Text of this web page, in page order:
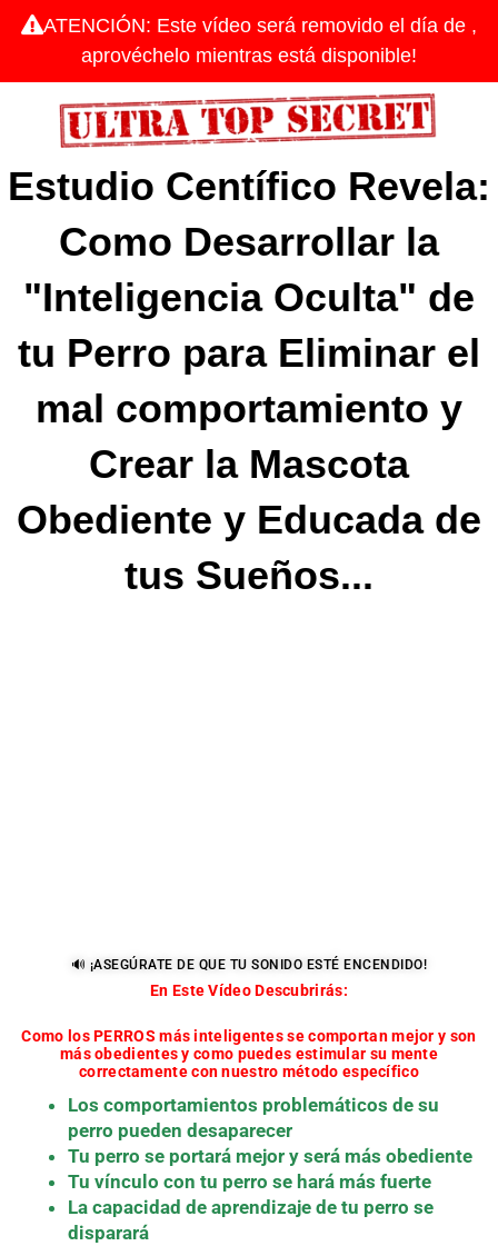
ATENCIÓN: Este vídeo será removido el día de ,
aprovéchelo mientras está disponible!
Estudio Centífico Revela:
Como Desarrollar la
"Inteligencia Oculta" de
tu Perro para Eliminar el
mal comportamiento y
Crear la Mascota
Obediente y Educada de
tus Sueños...
🔊 ¡ASEGÚRATE DE QUE TU SONIDO ESTÉ ENCENDIDO!
En Este Vídeo Descubrirás:
Como los PERROS más inteligentes se comportan mejor y son
más obedientes y como puedes estimular su mente
correctamente con nuestro método específico
Los comportamientos problemáticos de su
perro pueden desaparecer
Tu perro se portará mejor y será más obediente
Tu vínculo con tu perro se hará más fuerte
La capacidad de aprendizaje de tu perro se
disparará